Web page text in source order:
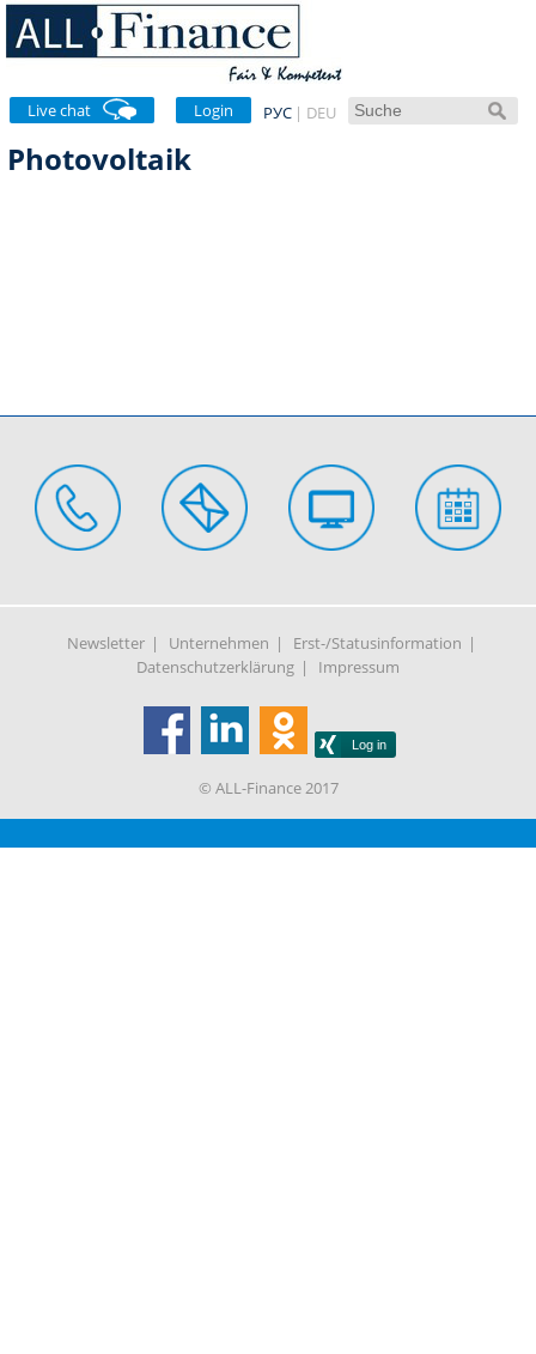
Login
Live chat РУС DEU
Photovoltaik
Newsletter Unternehmen
Erst-/Statusinformation
Datenschutzerklärung
Impressum
© ALL-Finance 2017